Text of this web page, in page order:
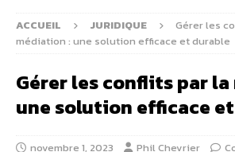
ACCUEIL JURIDIQUE
Gérer les
médiation : une solution efficace et durable
Gérer les conflits par
une solution efficace
novembre 1, 2023 Phil Chevrier